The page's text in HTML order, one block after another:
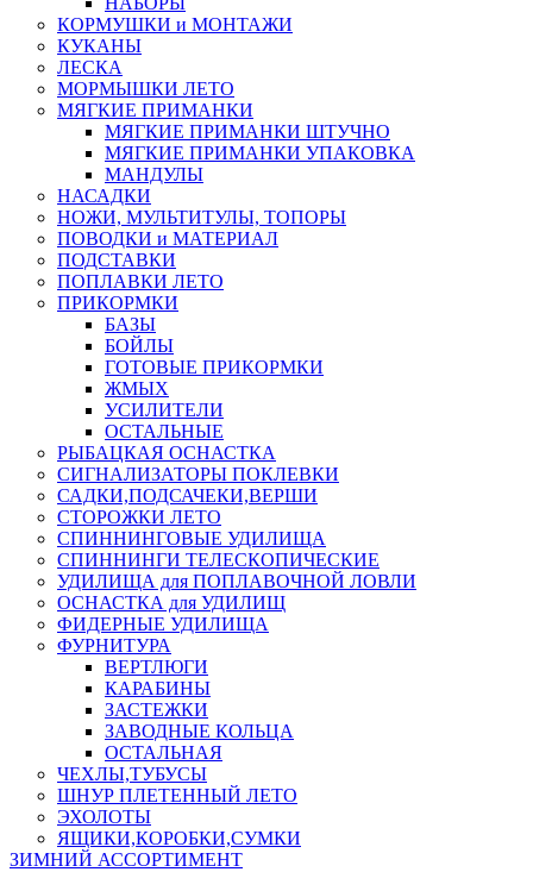
КОРМУШКИ и МОНТАЖИ
КУКАНЫ
ЛЕСКА
МОРМЫШКИ ЛЕТО
МЯГКИЕ ПРИМАНКИ
МЯГКИЕ ПРИМАНКИ ШТУЧНО
МЯГКИЕ ПРИМАНКИ УПАКОВКА
МАНДУЛЫ
НАСАДКИ
НОЖИ, МУЛЬТИТУЛЫ, ТОПОРЫ
ПОВОДКИ и МАТЕРИАЛ
ПОДСТАВКИ
ПОПЛАВКИ ЛЕТО
ПРИКОРМКИ
БАЗЫ
БОЙЛЫ
ГОТОВЫЕ ПРИКОРМКИ
ЖМЫХ
УСИЛИТЕЛИ
ОСТАЛЬНЫЕ
РЫБАЦКАЯ ОСНАСТКА
СИГНАЛИЗАТОРЫ ПОКЛЕВКИ
САДКИ,ПОДСАЧЕКИ,ВЕРШИ
СТОРОЖКИ ЛЕТО
СПИННИНГОВЫЕ УДИЛИЩА
СПИННИНГИ ТЕЛЕСКОПИЧЕСКИЕ
УДИЛИЩА для ПОПЛАВОЧНОЙ ЛОВЛИ
ОСНАСТКА для УДИЛИЩ
ФИДЕРНЫЕ УДИЛИЩА
ФУРНИТУРА
ВЕРТЛЮГИ
КАРАБИНЫ
ЗАСТЕЖКИ
ЗАВОДНЫЕ КОЛЬЦА
ОСТАЛЬНАЯ
ЧЕХЛЫ,ТУБУСЫ
ШНУР ПЛЕТЕННЫЙ ЛЕТО
ЭХОЛОТЫ
ЯЩИКИ,КОРОБКИ,СУМКИ
ЗИМНИЙ АССОРТИМЕНТ